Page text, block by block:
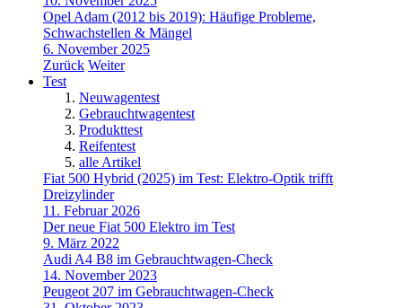
Opel Adam (2012 bis 2019): Häufige Probleme,
Schwachstellen & Mängel
6. November 2025
Zurück Weiter
Test
Neuwagentest
Gebrauchtwagentest
Produkttest
Reifentest
alle Artikel
Fiat 500 Hybrid (2025) im Test: Elektro-Optik trifft
Dreizylinder
11. Februar 2026
Der neue Fiat 500 Elektro im Test
9. März 2022
Audi A4 B8 im Gebrauchtwagen-Check
14. November 2023
Peugeot 207 im Gebrauchtwagen-Check